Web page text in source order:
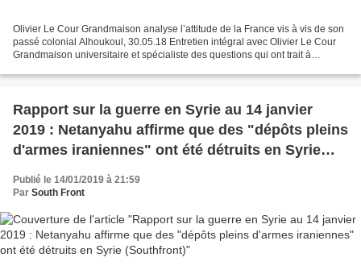
Olivier Le Cour Grandmaison analyse l’attitude de la France vis à vis de son
passé colonial Alhoukoul, 30.05.18 Entretien intégral avec Olivier Le Cour
Grandmaison universitaire et spécialiste des questions qui ont trait à
Rapport sur la guerre en Syrie au 14 janvier
2019 : Netanyahu affirme que des "dépôts pleins
d'armes iraniennes" ont été détruits en Syrie
(Southfront)
Publié le 14/01/2019 à 21:59
Par South Front